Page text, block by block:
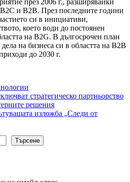
през 2006 г., разширявайки
B2C и B2B. През последните години
си в инициативи,
което води до постоянен
на B2G. В дългосрочен план
на бизнеса си в областта на B2B
до 2030 г.
стратегическо партньорство
решения
изложба „Следи от
Търсене